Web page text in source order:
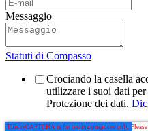
Messaggio
Statuti di Compasso
Crociando la casella
utilizzare i suoi dati
Protezione dei dati.